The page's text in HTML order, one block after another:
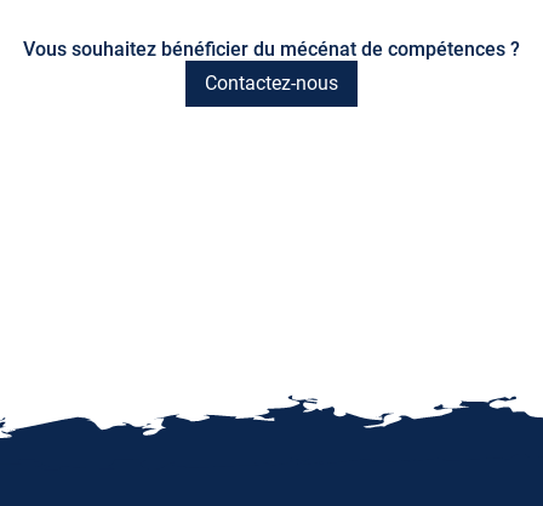
Vous souhaitez bénéficier du mécénat de compétences ?
Contactez-nous